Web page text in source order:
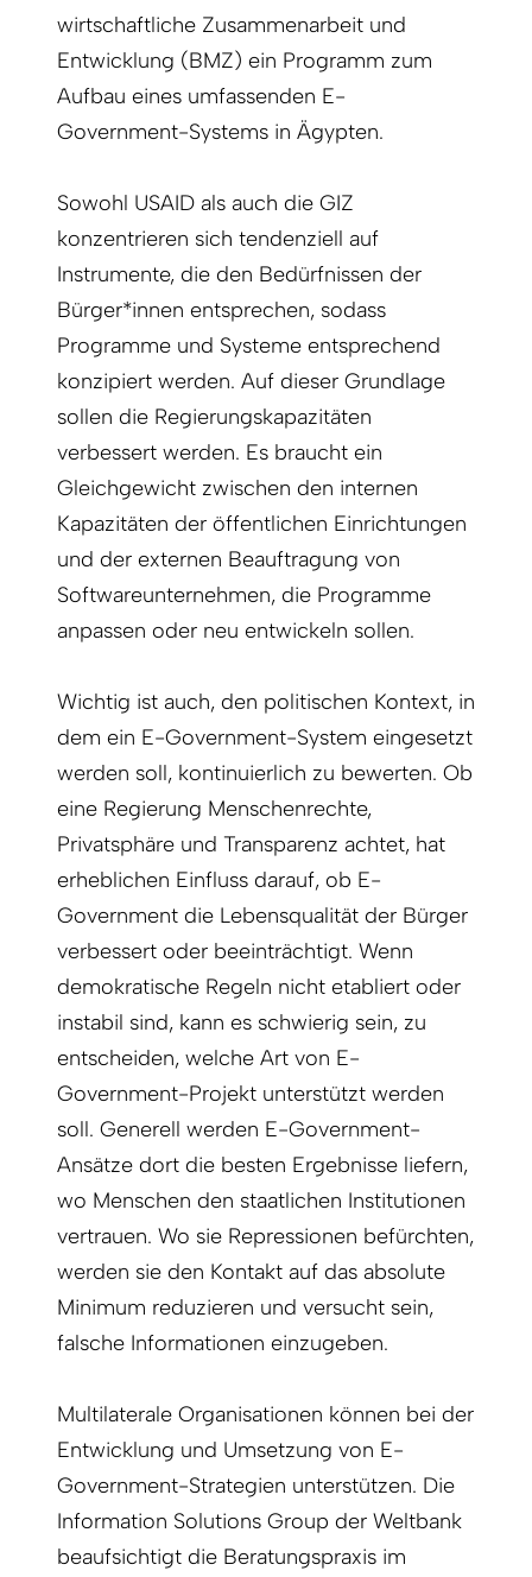
wirtschaftliche Zusammenarbeit und
Entwicklung (BMZ) ein Programm zum
Aufbau eines umfassenden E-
Government-Systems in Ägypten.
Sowohl USAID als auch die GIZ
konzentrieren sich tendenziell auf
Instrumente, die den Bedürfnissen der
Bürger*innen entsprechen, sodass
Programme und Systeme entsprechend
konzipiert werden. Auf dieser Grundlage
sollen die Regierungskapazitäten
verbessert werden. Es braucht ein
Gleichgewicht zwischen den internen
Kapazitäten der öffentlichen Einrichtungen
und der externen Beauftragung von
Softwareunternehmen, die Programme
anpassen oder neu entwickeln sollen.
Wichtig ist auch, den politischen Kontext, in
dem ein E-Government-System eingesetzt
werden soll, kontinuierlich zu bewerten. Ob
eine Regierung Menschenrechte,
Privatsphäre und Transparenz achtet, hat
erheblichen Einfluss darauf, ob E-
Government die Lebensqualität der Bürger
verbessert oder beeinträchtigt. Wenn
demokratische Regeln nicht etabliert oder
instabil sind, kann es schwierig sein, zu
entscheiden, welche Art von E-
Government-Projekt unterstützt werden
soll. Generell werden E-Government-
Ansätze dort die besten Ergebnisse liefern,
wo Menschen den staatlichen Institutionen
vertrauen. Wo sie Repressionen befürchten,
werden sie den Kontakt auf das absolute
Minimum reduzieren und versucht sein,
falsche Informationen einzugeben.
Multilaterale Organisationen können bei der
Entwicklung und Umsetzung von E-
Government-Strategien unterstützen. Die
Information Solutions Group der Weltbank
beaufsichtigt die Beratungspraxis im